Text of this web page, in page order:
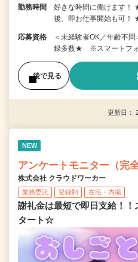
勤務時間
好きな時間に働けます
後、即お仕事開始も可
応募資格
＜未経験者OK／年齢不
録多数★ ※スマートフォ
後で見る
更新日：
NEW
アンケートモニター（完全
株式会社 クラウドワーカー
業務委託 登録制 在宅・内職
謝礼金は最短で即日支給！
タート☆